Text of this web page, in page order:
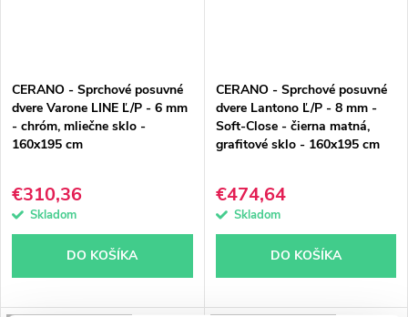
CERANO - Sprchové posuvné
dvere Varone LINE Ľ/P - 6 mm
- chróm, mliečne sklo -
160x195 cm
€310,36
Skladom
DO KOŠÍKA
CERANO - Sprchové posuvné
dvere Lantono Ľ/P - 8 mm -
Soft-Close - čierna matná,
grafitové sklo - 160x195 cm
€474,64
Skladom
DO KOŠÍKA